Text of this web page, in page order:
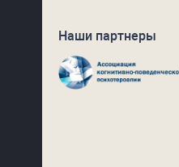
Наши партнеры